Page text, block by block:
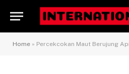
Home » Percekcokan Maut Berujung